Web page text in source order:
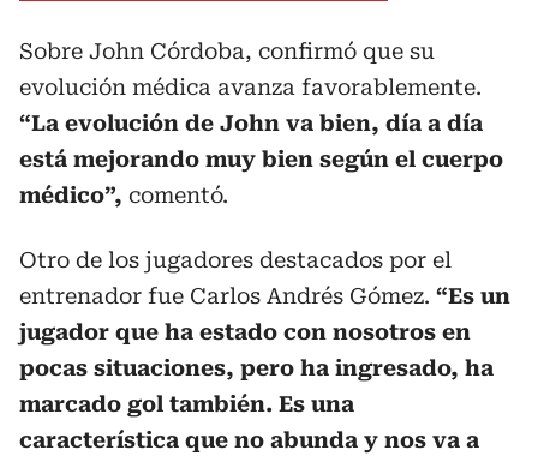
Sobre John Córdoba, confirmó que su
evolución médica avanza favorablemente.
“La evolución de John va bien, día a día
está mejorando muy bien según el cuerpo
médico”, comentó.
Otro de los jugadores destacados por el
entrenador fue Carlos Andrés Gómez. “Es un
jugador que ha estado con nosotros en
pocas situaciones, pero ha ingresado, ha
marcado gol también. Es una
característica que no abunda y nos va a